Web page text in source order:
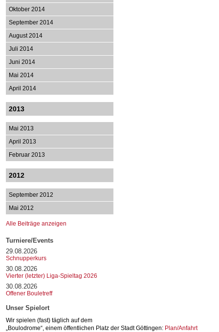
Oktober 2014
September 2014
August 2014
Juli 2014
Juni 2014
Mai 2014
April 2014
2013
Mai 2013
April 2013
Februar 2013
2012
September 2012
Mai 2012
Alle Beiträge anzeigen
Turniere/Events
29.08.2026
Schnupperkurs
30.08.2026
Vierter (letzter) Liga-Spieltag 2026
30.08.2026
Offener Bouletreff
Unser Spielort
Wir spielen (fast) täglich auf dem
„Boulodrome“, einem öffentlichen Platz der Stadt Göttingen: Plan/Anfahrt